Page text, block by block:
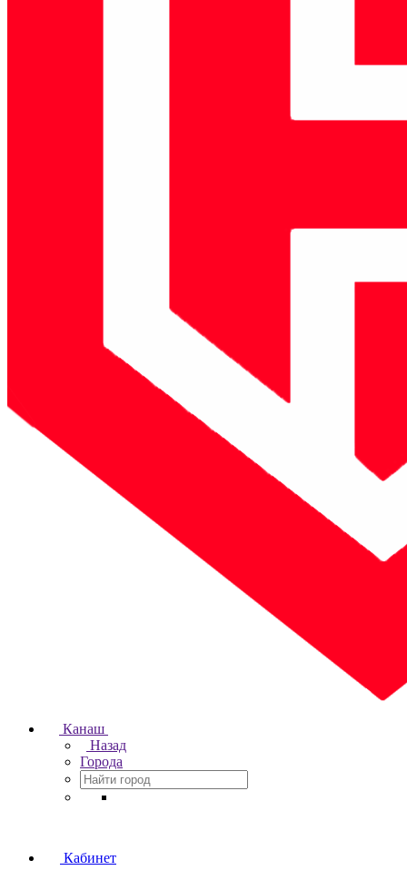
Канаш
Назад
Города
Кабинет